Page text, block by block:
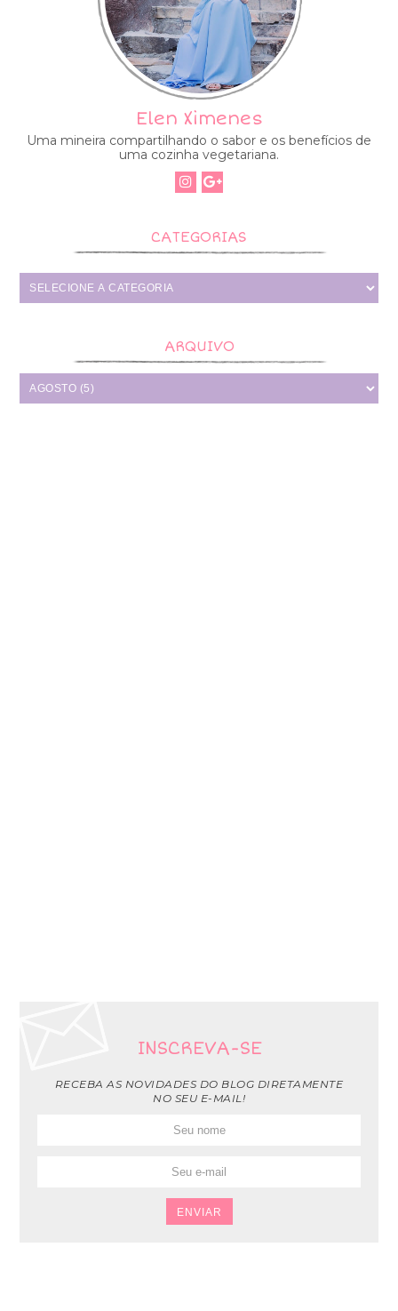
Elen Ximenes
Uma mineira compartilhando o sabor e os benefícios de
uma cozinha vegetariana.
CATEGORIAS
ARQUIVO
INSCREVA-SE
RECEBA AS NOVIDADES DO BLOG DIRETAMENTE
NO SEU E-MAIL!